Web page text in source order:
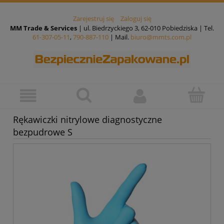
Zarejestruj się
Zaloguj się
MM Trade & Services | ul. Biedrzyckiego 3, 62-010 Pobiedziska | Tel.
61-307-05-11, 790-887-110 | Mail. biuro@mmts.com.pl
Rękawiczki nitrylowe diagnostyczne
bezpudrowe S